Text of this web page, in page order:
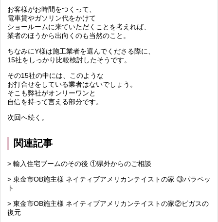
お客様がお時間をつくって、
電車賃やガソリン代をかけて
ショールームに来ていただくことを考えれば、
業者のほうから出向くのも当然のこと。
ちなみにY様は施工業者を選んでくださる際に、
15社をしっかり比較検討したそうです。
その15社の中には、このような
お打合せをしている業者はないでしょう。
そこも弊社がオンリーワンと
自信を持って言える部分です。
次回へ続く。
関連記事
> 輸入住宅ブームのその後 ①県外からのご相談
> 東金市OB施主様 ネイティブアメリカンテイストの家 ③パラペッ
ト
> 東金市OB施主様 ネイティブアメリカンテイストの家②ビガスの
復元